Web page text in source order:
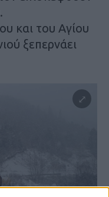
και του Αγίου
ξεπερνάει